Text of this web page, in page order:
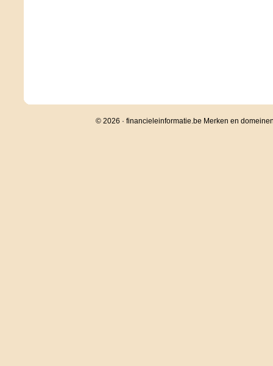
© 2026 · financieleinformatie.be Merken en